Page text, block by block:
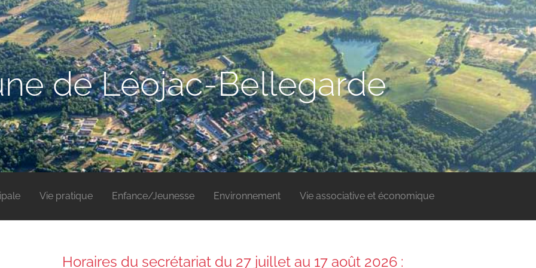
de Léojac-Bellegarde
Vie pratique Enfance/Jeunesse Environnement Vie associative et économique
Horaires du secrétariat du 27 juillet au 17 août 2026 :